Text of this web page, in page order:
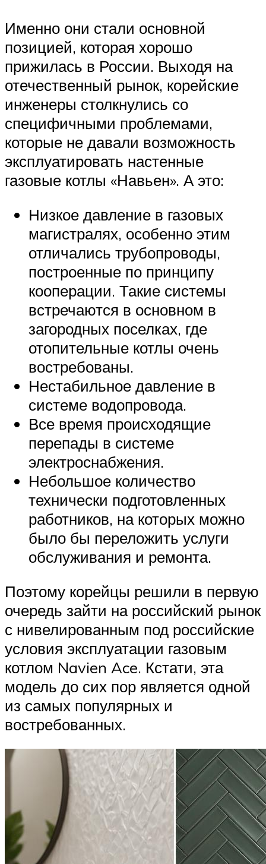
Именно они стали основной
позицией, которая хорошо
прижилась в России. Выходя на
отечественный рынок, корейские
инженеры столкнулись со
специфичными проблемами,
которые не давали возможность
эксплуатировать настенные
газовые котлы «Навьен». А это:
Низкое давление в газовых
магистралях, особенно этим
отличались трубопроводы,
построенные по принципу
кооперации. Такие системы
встречаются в основном в
загородных поселках, где
отопительные котлы очень
востребованы.
Нестабильное давление в
системе водопровода.
Все время происходящие
перепады в системе
электроснабжения.
Небольшое количество
технически подготовленных
работников, на которых можно
было бы переложить услуги
обслуживания и ремонта.
Поэтому корейцы решили в первую
очередь зайти на российский рынок
с нивелированным под российские
условия эксплуатации газовым
котлом Navien Ace. Кстати, эта
модель до сих пор является одной
из самых популярных и
востребованных.